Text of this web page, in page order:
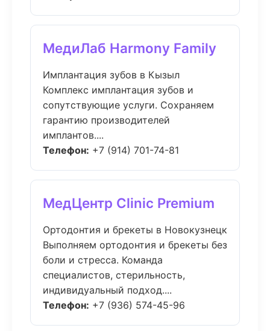
МедиЛаб Harmony Family
Имплантация зубов в Кызыл
Комплекс имплантация зубов и
сопутствующие услуги. Сохраняем
гарантию производителей
имплантов....
Телефон: +7 (914) 701-74-81
МедЦентр Clinic Premium
Ортодонтия и брекеты в Новокузнецк
Выполняем ортодонтия и брекеты без
боли и стресса. Команда
специалистов, стерильность,
индивидуальный подход....
Телефон: +7 (936) 574-45-96